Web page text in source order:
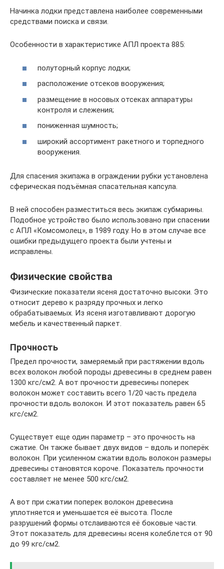
Начинка лодки представлена наиболее современными
средствами поиска и связи.
Особенности в характеристике АПЛ проекта 885:
полуторный корпус лодки;
расположение отсеков вооружения;
размещение в носовых отсеках аппаратуры
контроля и слежения;
пониженная шумность;
широкий ассортимент ракетного и торпедного
вооружения.
Для спасения экипажа в ограждении рубки установлена
сферическая подъёмная спасательная капсула.
В ней способен разместиться весь экипаж субмарины.
Подобное устройство было использовано при спасении
с АПЛ «Комсомолец», в 1989 году. Но в этом случае все
ошибки предыдущего проекта были учтены и
исправлены.
Физические свойства
Физические показатели ясеня достаточно высоки. Это
относит дерево к разряду прочных и легко
обрабатываемых. Из ясеня изготавливают дорогую
мебель и качественный паркет.
Прочность
Предел прочности, замеряемый при растяжении вдоль
всех волокон любой породы древесины в среднем равен
1300 кгс/см2. А вот прочности древесины поперек
волокон может составить всего 1/20 часть предела
прочности вдоль волокон. И этот показатель равен 65
кгс/см2.
Существует еще один параметр – это прочность на
сжатие. Он также бывает двух видов – вдоль и поперёк
волокон. При усиленном сжатии вдоль волокон размеры
древесины становятся короче. Показатель прочности
составляет не менее 500 кгс/см2.
А вот при сжатии поперек волокон древесина
уплотняется и уменьшается её высота. После
разрушений формы отслаиваются её боковые части.
Этот показатель для древесины ясеня колеблется от 90
до 99 кгс/см2.